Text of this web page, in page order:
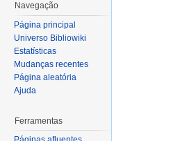
Navegação
Página principal
Universo Bibliowiki
Estatísticas
Mudanças recentes
Página aleatória
Ajuda
Ferramentas